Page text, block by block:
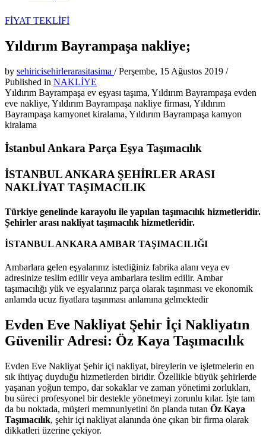
FİYAT TEKLİFİ
Yıldırım Bayrampaşa nakliye;
by sehiricisehirlerarasitasima /Perşembe, 15 Ağustos 2019 /
Published in NAKLİYE
Yıldırım Bayrampaşa ev eşyası taşıma, Yıldırım Bayrampaşa evden
eve nakliye, Yıldırım Bayrampaşa nakliye firması, Yıldırım
Bayrampaşa kamyonet kiralama, Yıldırım Bayrampaşa kamyon
kiralama
İstanbul Ankara Parça Eşya Taşımacılık
İSTANBUL ANKARA ŞEHİRLER ARASI
NAKLİYAT TAŞIMACILIK
Türkiye genelinde karayolu ile yapılan taşımacılık hizmetleridir.
Şehirler arası nakliyat taşımacılık hizmetleridir.
İSTANBUL ANKARA AMBAR TAŞIMACILIĞI
Ambarlara gelen eşyalarınız istediğiniz fabrika alanı veya ev
adresinize teslim edilir veya ambarlara teslim edilir. Ambar
taşımacılığı yük ve eşyalarınız parça olarak taşınması ve ekonomik
anlamda ucuz fiyatlara taşınması anlamına gelmektedir
Evden Eve Nakliyat Şehir İçi Nakliyatın
Güvenilir Adresi: Öz Kaya Taşımacılık
Evden Eve Nakliyat Şehir içi nakliyat, bireylerin ve işletmelerin en
sık ihtiyaç duyduğu hizmetlerden biridir. Özellikle büyük şehirlerde
yaşanan yoğun tempo, dar sokaklar ve zaman yönetimi zorlukları,
bu süreci profesyonel bir destekle yönetmeyi zorunlu kılar. İşte tam
da bu noktada, müşteri memnuniyetini ön planda tutan Öz Kaya
Taşımacılık, şehir içi nakliyat alanında öne çıkan bir firma olarak
dikkatleri üzerine çekiyor.